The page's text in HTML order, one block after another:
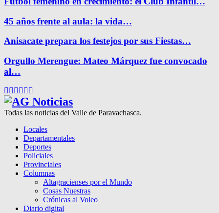
45 años frente al aula: la vida…
Anisacate prepara los festejos por sus Fiestas…
Orgullo Merengue: Mateo Márquez fue convocado
al…
Facebook
Twitter
Instagram
Pinterest
Google
Todas las noticias del Valle de Paravachasca.
Locales
Departamentales
Deportes
Policiales
Provinciales
Columnas
Altagracienses por el Mundo
Cosas Nuestras
Crónicas al Voleo
Diario digital